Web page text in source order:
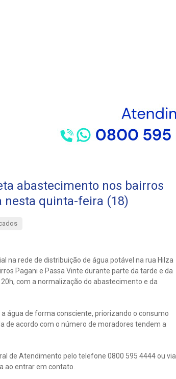
abastecimento nos bairros
nesta quinta-feira (18)
na rede de distribuição de água potável na rua Hilza
Pagani e Passa Vinte durante parte da tarde e da
com a normalização do abastecimento e da
água de forma consciente, priorizando o consumo
de acordo com o número de moradores tendem a
de Atendimento pelo telefone 0800 595 4444 ou via
ao entrar em contato.